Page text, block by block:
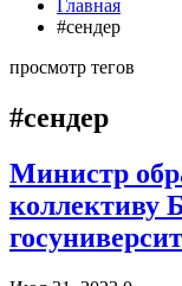
Главная
#сендер
просмотр тегов
#сендер
Министр
коллективу